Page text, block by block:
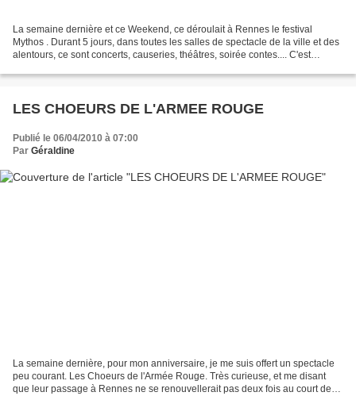
La semaine dernière et ce Weekend, ce déroulait à Rennes le festival
Mythos . Durant 5 jours, dans toutes les salles de spectacle de la ville et des
alentours, ce sont concerts, causeries, théâtres, soirée contes.... C'est
LES CHOEURS DE L'ARMEE ROUGE
Publié le 06/04/2010 à 07:00
Par Géraldine
La semaine dernière, pour mon anniversaire, je me suis offert un spectacle
peu courant. Les Choeurs de l'Armée Rouge. Très curieuse, et me disant
que leur passage à Rennes ne se renouvellerait pas deux fois au court de